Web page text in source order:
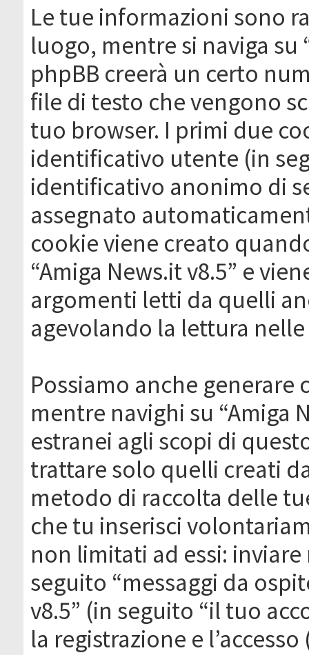
Le tue informazioni sono
luogo, mentre si naviga su
phpBB creerà un certo
file di testo che vengono
tuo browser. I primi due
identificativo utente (in
identificativo anonimo di
assegnato
cookie viene creato
“Amiga News.it v8.5” e
argomenti letti da quelli
agevolando la lettura
Possiamo anche
mentre navighi su “Amiga
estranei agli scopi di
trattare solo quelli creati
metodo di raccolta delle
che tu inserisci
non limitati ad essi:
seguito “messaggi da
v8.5” (in seguito “il tuo
la registrazione e